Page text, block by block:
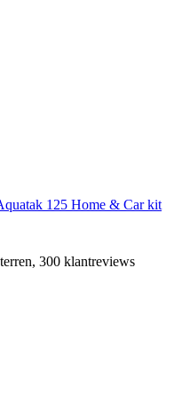
125 Home & Car kit
300 klantreviews